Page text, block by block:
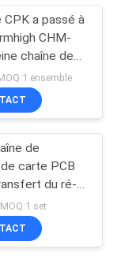
37
CPK a passé à
CHM-
chaîne de
de SMT
ensemble
de
carte PCB
du ré-
T961 de
Tableau de
set